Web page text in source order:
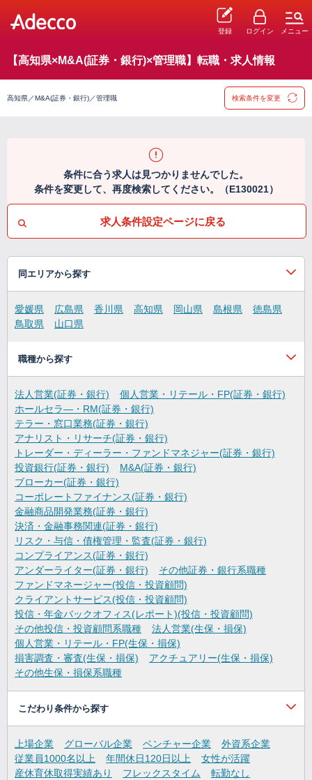
登録 ログイン メニュー
【高知県×M&A(証券・銀行)×管理職】転職・求人情報
高知県／M&A(証券・銀行)／管理職 検索条件を変更
条件に合う求人は見つかりませんでした。
条件を変更して、再度検索してください。（E130021）
求人条件設定ページに戻る
同エリアから探す
愛媛県 広島県 香川県 高知県 岡山県 島根県
徳島県
鳥取県
山口県
職種から探す
法人営業(証券・銀行)
個人営業・リテール・FP(証券・銀行)
ホールセラ―・RM(証券・銀行)
テラー・窓口業務(証券・銀行)
アナリスト・リサーチ(証券・銀行)
トレーダー・ディーラー・ファンドマネジャー(証券・銀行)
投資銀行(証券・銀行)
M&A(証券・銀行)
ブローカー(証券・銀行)
コーポレートファイナンス(証券・銀行)
金融商品開発業務(証券・銀行)
決済・金融事務関連(証券・銀行)
リスク・与信・債権管理・監査(証券・銀行)
コンプライアンス(証券・銀行)
アンダーライター(証券・銀行)
その他証券・銀行系職種
ファンドマネージャー(投信・投資顧問)
クライアントサービス(投信・投資顧問)
投信・年金バックオフィス(レポート)(投信・投資顧問)
その他投信・投資顧問系職種
法人営業(生保・損保)
個人営業・リテール・FP(生保・損保)
損害調査・審査(生保・損保)
アクチュアリー(生保・損保)
その他生保・損保系職種
こだわり条件から探す
上場企業 グローバル企業 ベンチャー企業
外資系企業
従業員1000名以上
年間休日120日以上
女性が活躍
産休育休取得実績あり
フレックスタイム
転勤なし